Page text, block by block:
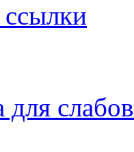
для